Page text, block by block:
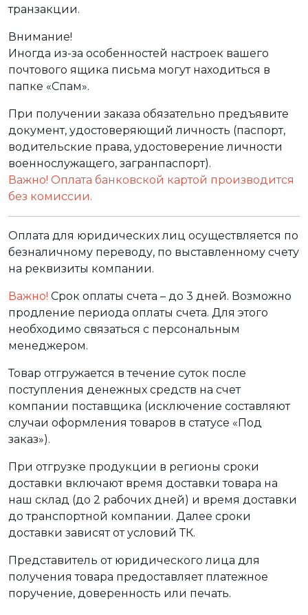
транзакции.
Внимание!
Иногда из-за особенностей настроек вашего
почтового ящика письма могут находиться в
папке «Спам».
При получении заказа обязательно предъявите
документ, удостоверяющий личность (паспорт,
водительские права, удостоверение личности
военнослужащего, загранпаспорт).
Важно! Оплата банковской картой производится
без комиссии.
Оплата для юридических лиц осуществляется по
безналичному переводу, по выставленному счету
на реквизиты компании.
Важно! Срок оплаты счета – до 3 дней. Возможно
продление периода оплаты счета. Для этого
необходимо связаться с персональным
менеджером.
Товар отгружается в течение суток после
поступления денежных средств на счет
компании поставщика (исключение составляют
случаи оформления товаров в статусе «Под
заказ»).
При отгрузке продукции в регионы сроки
доставки включают время доставки товара на
наш склад (до 2 рабочих дней) и время доставки
до транспортной компании. Далее сроки
доставки зависят от условий ТК.
Представитель от юридического лица для
получения товара предоставляет платежное
поручение, доверенность или печать.